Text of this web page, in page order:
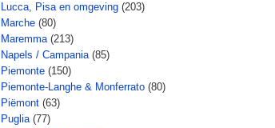
Lucca, Pisa en omgeving (203)
Marche (80)
Maremma (213)
Napels / Campania (85)
Piemonte (150)
Piemonte-Langhe & Monferrato (80)
Piëmont (63)
Puglia (77)